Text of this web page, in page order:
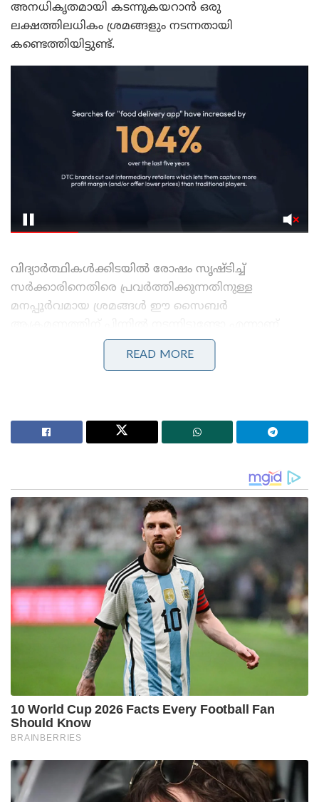
അനധികൃതമായി കടന്നുകയറാൻ ഒരു
ലക്ഷത്തിലധികം ശ്രമങ്ങളും നടന്നതായി
കണ്ടെത്തിയിട്ടുണ്ട്.
വിദ്യാർത്ഥികൾക്കിടയിൽ രോഷം സൃഷ്ടിച്ച്
സർക്കാരിനെതിരെ പ്രവർത്തിക്കുന്നതിനുള്ള
മനപ്പൂർവമായ ശ്രമങ്ങൾ ഈ സൈബർ
സംശയിക്കപ്പെടുന്നത്. അതേസമയം,
സൈബർ ആക്രമണങ്ങളുടെ ഒരു വലിയ നിര തന്നെ
പ്രവർത്തനം പൂർണ്ണമായി തടസ്സപ്പെട്ടില്ല. ഒരേ സമയം
എണ്ണായിരത്തിലധികം ആളുകളെ ഉൾക്കൊള്ളാൻ
​അപേക്ഷകൾ: ചൊവ്വാഴ്ച വൈകുന്നേരം 3 മണി
വരെയുള്ള കണക്കനുസരിച്ച്
പതിനാറായിരത്തിലധികം വിദ്യാർത്ഥികൾ തങ്ങളുടെ
പുനർനിർണ്ണയത്തിനായുള്ള അപേക്ഷകൾ
വിജയകരമായി സമർപ്പിച്ചു കഴിഞ്ഞു.
Stories you may like
‘ഭക്ഷണം കഴിച്ചതിന് പിന്നാലെ മരണം;
പാകിസ്താനിൽ ലഷ്കർ കമാൻഡർ കൊല്ലപ്പെട്ടു!’:
അജ്ഞാത തോക്കുധാരികളുടെ പേടിസ്വപ്നത്തിൽ
‘റഷ്യയിൽ നിന്ന് ഇന്ത്യയിലേക്ക് തീവണ്ടി പാത!;
പാകിസ്താനും അഫ്ഗാനിസ്താനും വഴി പുതിയ
റെയിൽ പദ്ധതിയുമായി പുടിന്റെ ഉപപ്രധാനമന്ത്രി!
കുറച്ചു ദിവസങ്ങളായി വലിയ രീതിയിലുള്ള
സാങ്കേതിക പ്രതിസന്ധികളാണ് സിബിഎസ്ഇ
READ MORE